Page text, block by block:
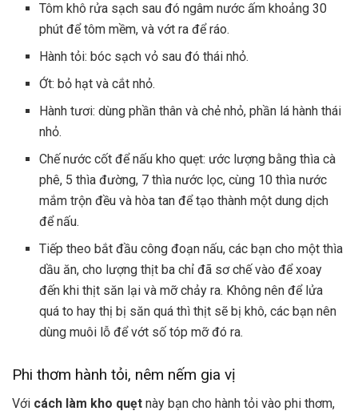
Tôm khô rửa sạch sau đó ngâm nước ấm khoảng 30
phút để tôm mềm, và vớt ra để ráo.
Hành tỏi: bóc sạch vỏ sau đó thái nhỏ.
Ớt: bỏ hạt và cắt nhỏ.
Hành tươi: dùng phần thân và chẻ nhỏ, phần lá hành thái
nhỏ.
Chế nước cốt để nấu kho quẹt: ước lượng bằng thìa cà
phê, 5 thìa đường, 7 thìa nước lọc, cùng 10 thìa nước
mắm trộn đều và hòa tan để tạo thành một dung dịch
để nấu.
Tiếp theo bắt đầu công đoạn nấu, các bạn cho một thìa
dầu ăn, cho lượng thịt ba chỉ đã sơ chế vào để xoay
đến khi thịt săn lại và mỡ chảy ra. Không nên để lửa
quá to hay thị bị săn quá thì thịt sẽ bị khô, các bạn nên
dùng muôi lỗ để vớt số tóp mỡ đó ra.
Phi thơm hành tỏi, nêm nếm gia vị
Với cách làm kho quẹt này bạn cho hành tỏi vào phi thơm,